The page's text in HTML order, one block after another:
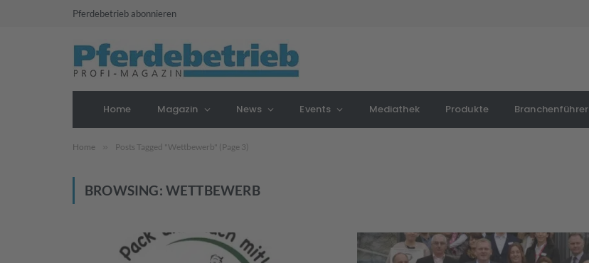
Pferdebetrieb abonnieren
Home Magazin News Events Mediathek Produkte Branchenführer
Home » Posts Tagged "Wettbewerb" (Page 3)
BROWSING: WETTBEWERB